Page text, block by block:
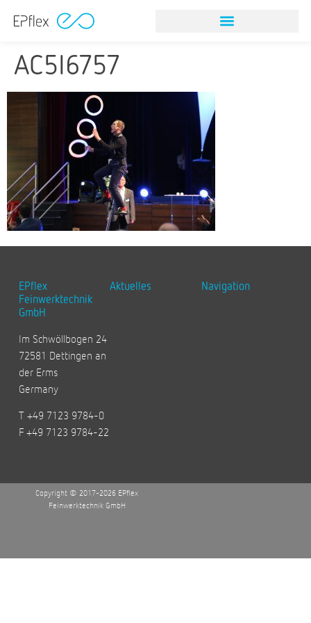
AC5I6757
EPflex
Feinwerktechnik
GmbH
Im Schwöllbogen 24
72581 Dettingen an
der Erms
Germany
T +49 7123 9784-0
F +49 7123 9784-22
Aktuelles Navigation
Copyright © 2017-2026 EPflex
Feinwerktechnik GmbH